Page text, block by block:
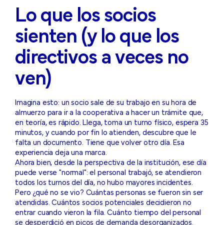
Lo que los socios
sienten (y lo que los
directivos a veces no
ven)
Imagina esto: un socio sale de su trabajo en su hora de
almuerzo para ir a la cooperativa a hacer un trámite que,
en teoría, es rápido. Llega, toma un turno físico, espera 35
minutos, y cuando por fin lo atienden, descubre que le
falta un documento. Tiene que volver otro día. Esa
experiencia deja una marca.
Ahora bien, desde la perspectiva de la institución, ese día
puede verse "normal": el personal trabajó, se atendieron
todos los turnos del día, no hubo mayores incidentes.
Pero ¿qué no se vio? Cuántas personas se fueron sin ser
atendidas. Cuántos socios potenciales decidieron no
entrar cuando vieron la fila. Cuánto tiempo del personal
se desperdició en picos de demanda desorganizados.